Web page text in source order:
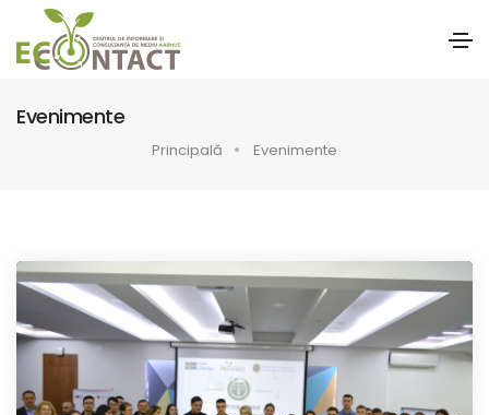
Evenimente
Principală Evenimente